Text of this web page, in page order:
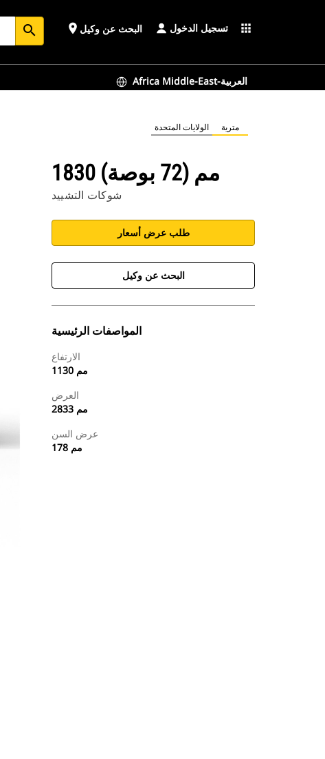
search place البحث عن وكيل تسجيل الدخول apps
Africa Middle-East-العربية
الولايات المتحدة مترية
1830 مم (72 بوصة)
شوكات التشييد
طلب عرض أسعار
البحث عن وكيل
المواصفات الرئيسية
الارتفاع
1130 مم
العرض
2833 مم
عرض السن
178 مم